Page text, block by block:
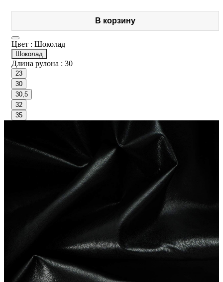
В корзину
Цвет : Шоколад
Шоколад
Длина рулона : 30
23
30
30,5
32
35